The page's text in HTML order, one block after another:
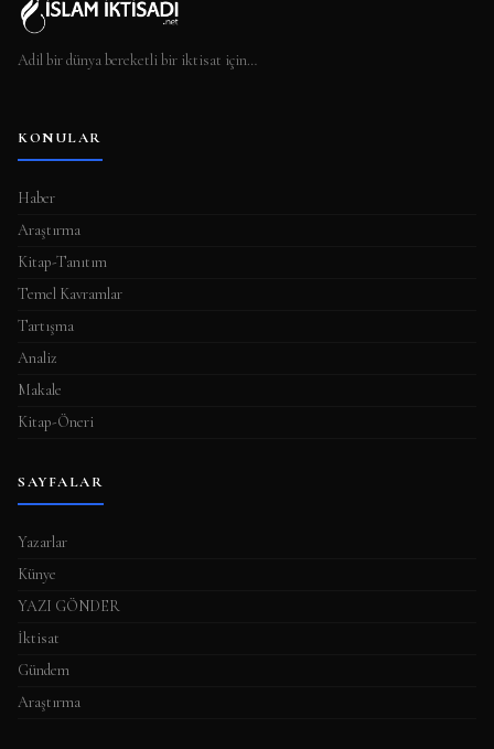
Adil bir dünya bereketli bir iktisat için…
KONULAR
Haber
Araştırma
Kitap-Tanıtım
Temel Kavramlar
Tartışma
Analiz
Makale
Kitap-Öneri
SAYFALAR
Yazarlar
Künye
YAZI GÖNDER
İktisat
Gündem
Araştırma